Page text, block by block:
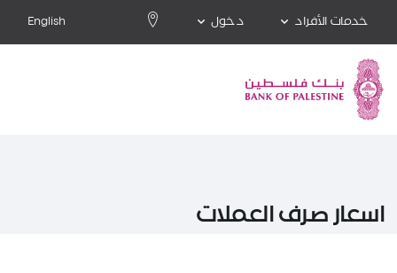
خدمات الأفراد دخول English
اسعار صرف العملات